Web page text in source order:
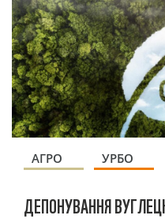
АГРО УРБО
ДЕПОНУВАННЯ